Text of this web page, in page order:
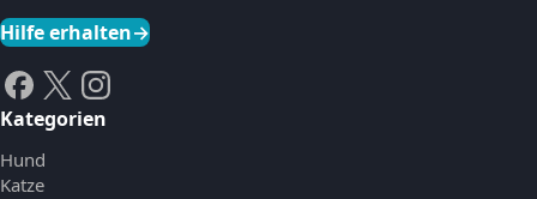
Hilfe erhalten→
Kategorien
Hund
Katze